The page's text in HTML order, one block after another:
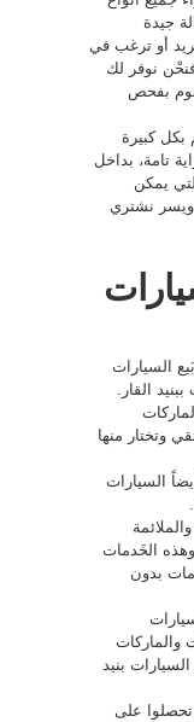
جيدة
أو ترغب في
نوفر لك
بفحص
بكل كبيرة
تامة، بداخل
يمكن
ويسر نشتري
السيارات
القار.
وتختار منها
السيارات
وهذه الخَدمات
بدون
والماركات
بنيد
تحصلوا على